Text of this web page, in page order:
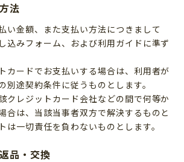
法
い金額、また支払い方法につきまして
込みフォーム、および利用ガイドに準ず
カードでお支払いする場合は、利用者が
別途契約条件に従うものとします。
クレジットカード会社などの間で何等か
合は、当該当事者双方で解決するものと
は一切責任を負わないものとします。
品・交換